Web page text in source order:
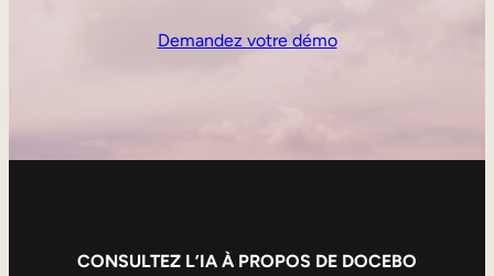
Demandez votre démo
CONSULTEZ L’IA À PROPOS DE DOCEBO